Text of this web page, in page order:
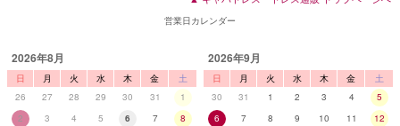
営業日カレンダー
2026年8月
日 月 火 水 木 金
土
26
27 28 29 30 31
1
2
3 4 5 6 7
8
2026年9月
日 月 火 水 木 金
土
30
31 1 2 3 4
5
6
7 8 9 10 11
12